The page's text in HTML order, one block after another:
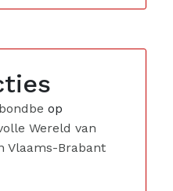
op
Wereld van
Vlaams-Brabant